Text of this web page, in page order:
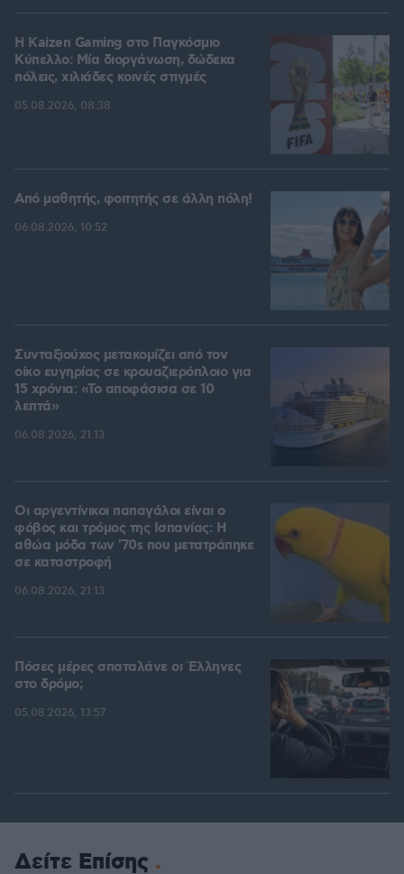
H Kaizen Gaming στο Παγκόσμιο
Kύπελλο: Μία διοργάνωση, δώδεκα
πόλεις, χιλιάδες κοινές στιγμές
05.08.2026, 08:38
Από μαθητής, φοιτητής σε άλλη πόλη!
06.08.2026, 10:52
Συνταξιούχος μετακομίζει από τον
οίκο ευγηρίας σε κρουαζιερόπλοιο για
15 χρόνια: «Το αποφάσισα σε 10
λεπτά»
06.08.2026, 21:13
Οι αργεντίνικοι παπαγάλοι είναι ο
φόβος και τρόμος της Ισπανίας: Η
αθώα μόδα των '70s που μετατράπηκε
σε καταστροφή
06.08.2026, 21:13
Πόσες μέρες σπαταλάνε οι Έλληνες
στο δρόμο;
05.08.2026, 13:57
Δείτε Επίσης